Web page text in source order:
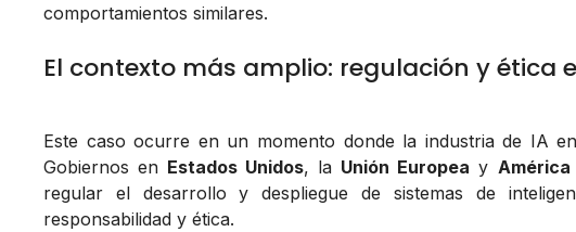
comportamientos similares.
El contexto más amplio: regulación y ética
Este caso ocurre en un momento donde la industria de IA
Gobiernos en Estados Unidos, la Unión Europea y
regular el desarrollo y despliegue de sistemas de
responsabilidad y ética.